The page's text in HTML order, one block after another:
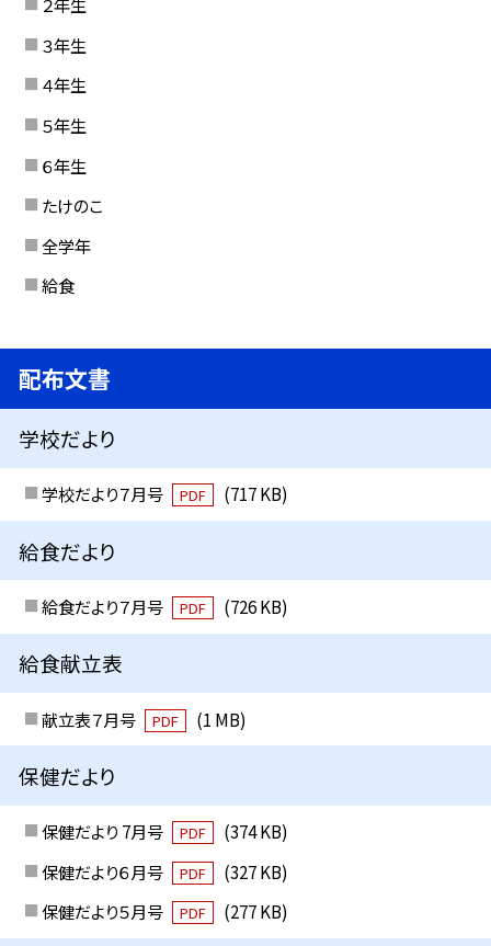
３年生
４年生
５年生
６年生
たけのこ
全学年
給食
配布文書
学校だより
学校だより７月号 PDF (717 KB)
給食だより
給食だより７月号 PDF (726 KB)
給食献立表
献立表７月号 PDF (1 MB)
保健だより
保健だより 7月号 PDF
(374 KB)
保健だより６月号
PDF
(327 KB)
保健だより５月号
PDF (277 KB)